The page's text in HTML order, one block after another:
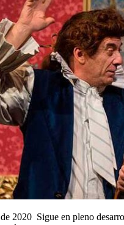
2020 Sigue en pleno